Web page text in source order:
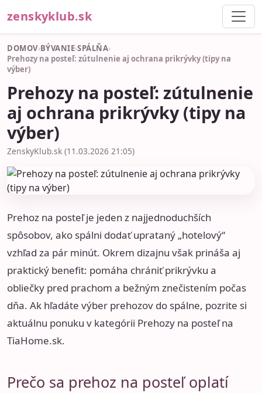
zenskyklub.sk
DOMOV›BÝVANIE›SPÁLŇA›
Prehozy na posteľ: zútulnenie aj ochrana prikrývky (tipy na
výber)
Prehozy na posteľ: zútulnenie
aj ochrana prikrývky (tipy na
výber)
ZenskyKlub.sk (11.03.2026 21:05)
Prehoz na posteľ je jeden z najjednoduchších
spôsobov, ako spálni dodať uprataný „hotelový“
vzhľad za pár minút. Okrem dizajnu však prináša aj
praktický benefit: pomáha chrániť prikrývku a
obliečky pred prachom a bežným znečistením počas
dňa. Ak hľadáte výber prehozov do spálne, pozrite si
aktuálnu ponuku v kategórii Prehozy na posteľ na
TiaHome.sk.
Prečo sa prehoz na posteľ oplatí